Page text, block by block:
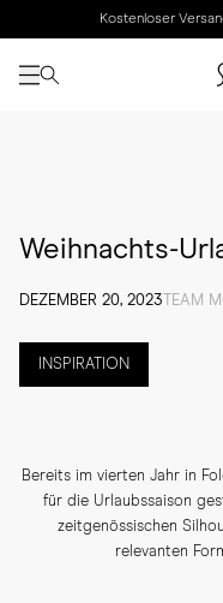
Kostenloser
Weihnachts-
DEZEMBER 20, 2023 TEAM
INSPIRATION
Bereits im vierten Jahr in
für die Urlaubssaison
zeitgenössischen
relevanten